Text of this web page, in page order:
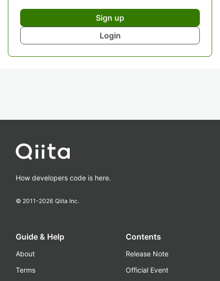
Sign up
Login
How developers code is here.
© 2011-2026 Qiita Inc.
Guide & Help
About
Terms
Contents
Release Note
Official Event